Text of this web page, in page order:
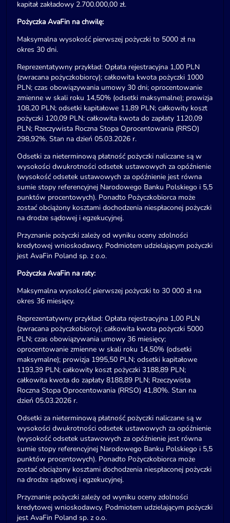
kapitał zakładowy 2.700.000,00 zł.
Pożyczka AvaFin na chwilę:
Maksymalna wysokość pierwszej pożyczki to 5000 zł na
okres 30 dni.
Reprezentatywny przykład: Opłata rejestracyjna 1,00 PLN
(zwracana pożyczkobiorcy); całkowita kwota pożyczki 1000
PLN; czas obowiązywania umowy 30 dni; oprocentowanie
zmienne w skali roku 14,50% (odsetki maksymalne); prowizja
108,20 PLN; odsetki kapitałowe 11,89 PLN; całkowity koszt
pożyczki 120,09 PLN; całkowita kwota do zapłaty 1120,09
PLN; Rzeczywista Roczna Stopa Oprocentowania (RRSO)
298,92%. Stan na dzień 05.03.2026 r.
Odsetki za nieterminową płatność pożyczki naliczane są w
wysokości dwukrotności odsetek ustawowych za opóźnienie
(wysokość odsetek ustawowych za opóźnienie jest równa
sumie stopy referencyjnej Narodowego Banku Polskiego i 5,5
punktów procentowych). Ponadto Pożyczkobiorca może
zostać obciążony kosztami dochodzenia niespłaconej pożyczki
na drodze sądowej i egzekucyjnej.
Przyznanie pożyczki zależy od wyniku oceny zdolności
kredytowej wnioskodawcy. Podmiotem udzielającym pożyczki
jest AvaFin Poland sp. z o.o.
Pożyczka AvaFin na raty:
Maksymalna wysokość pierwszej pożyczki to 30 000 zł na
okres 36 miesięcy.
Reprezentatywny przykład: Opłata rejestracyjna 1,00 PLN
(zwracana pożyczkobiorcy); całkowita kwota pożyczki 5000
PLN; czas obowiązywania umowy 36 miesięcy;
oprocentowanie zmienne w skali roku 14,50% (odsetki
maksymalne); prowizja 1995,50 PLN; odsetki kapitałowe
1193,39 PLN; całkowity koszt pożyczki 3188,89 PLN;
całkowita kwota do zapłaty 8188,89 PLN; Rzeczywista
Roczna Stopa Oprocentowania (RRSO) 41,80%. Stan na
dzień 05.03.2026 r.
Odsetki za nieterminową płatność pożyczki naliczane są w
wysokości dwukrotności odsetek ustawowych za opóźnienie
(wysokość odsetek ustawowych za opóźnienie jest równa
sumie stopy referencyjnej Narodowego Banku Polskiego i 5,5
punktów procentowych). Ponadto Pożyczkobiorca może
zostać obciążony kosztami dochodzenia niespłaconej pożyczki
na drodze sądowej i egzekucyjnej.
Przyznanie pożyczki zależy od wyniku oceny zdolności
kredytowej wnioskodawcy. Podmiotem udzielającym pożyczki
jest AvaFin Poland sp. z o.o.